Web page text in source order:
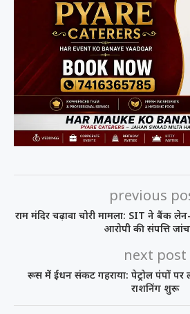
previous
राम मंदिर चढ़ावा चोरी मामला: SIT ने बैंक
आरोपी की संपत्ति
next post
रूस में ईंधन संकट गहराया: पेट्रोल पंपों पर
राशनिंग शुरू